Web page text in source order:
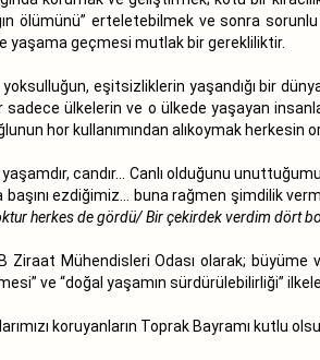
ölümünü” erteletebilmek ve sonra
yaşama geçmesi mutlak bir gerekliliktir.
yoksulluğun, eşitsizliklerin yaşandığı bir
sadece ülkelerin ve o ülkede yaşayan
hor kullanımından alıkoymak herkesin
candır… Canlı olduğunu
başını ezdiğimiz… buna rağmen şimdilik
herkes de gördü/ Bir çekirdek verdim dört
Ziraat Mühendisleri Odası olarak; büyüme
ve “doğal yaşamın sürdürülebilirliği”
koruyanların Toprak Bayramı kutlu